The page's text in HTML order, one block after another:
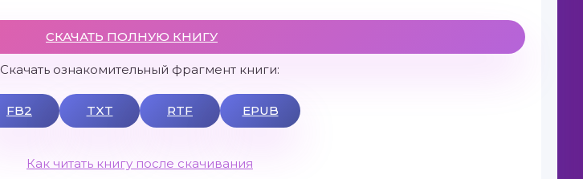
СКАЧАТЬ ПОЛНУЮ КНИГУ
Скачать ознакомительный фрагмент книги:
FB2 TXT RTF EPUB
Как читать книгу после скачивания